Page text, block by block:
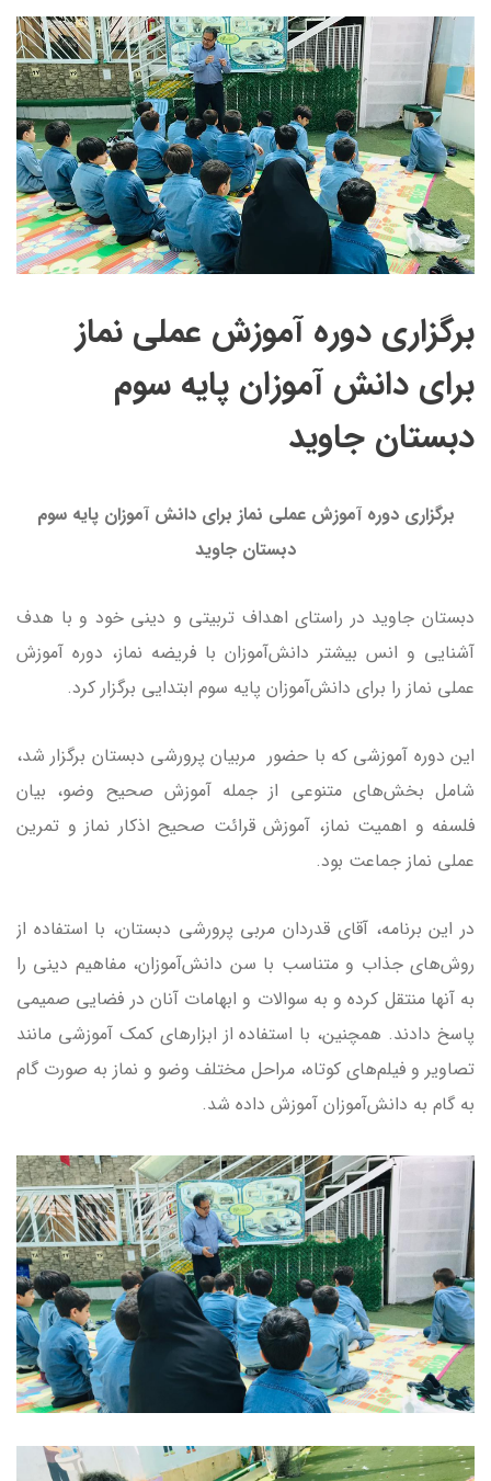
برگزاری دوره آموزش عملی نماز
برای دانش آموزان پایه سوم
دبستان جاوید
برگزاری دوره آموزش عملی نماز برای دانش آموزان پایه سوم
دبستان جاوید
دبستان جاوید در راستای اهداف تربیتی و دینی خود و با هدف
آشنایی و انس بیشتر دانش‌آموزان با فریضه نماز، دوره آموزش
عملی نماز را برای دانش‌آموزان پایه سوم ابتدایی برگزار کرد.
این دوره آموزشی که با حضور مربیان پرورشی دبستان برگزار شد،
شامل بخش‌های متنوعی از جمله آموزش صحیح وضو، بیان
فلسفه و اهمیت نماز، آموزش قرائت صحیح اذکار نماز و تمرین
عملی نماز جماعت بود.
در این برنامه، آقای قدردان مربی پرورشی دبستان، با استفاده از
روش‌های جذاب و متناسب با سن دانش‌آموزان، مفاهیم دینی را
به آنها منتقل کرده و به سوالات و ابهامات آنان در فضایی صمیمی
پاسخ دادند. همچنین، با استفاده از ابزارهای کمک آموزشی مانند
تصاویر و فیلم‌های کوتاه، مراحل مختلف وضو و نماز به صورت گام
به گام به دانش‌آموزان آموزش داده شد.